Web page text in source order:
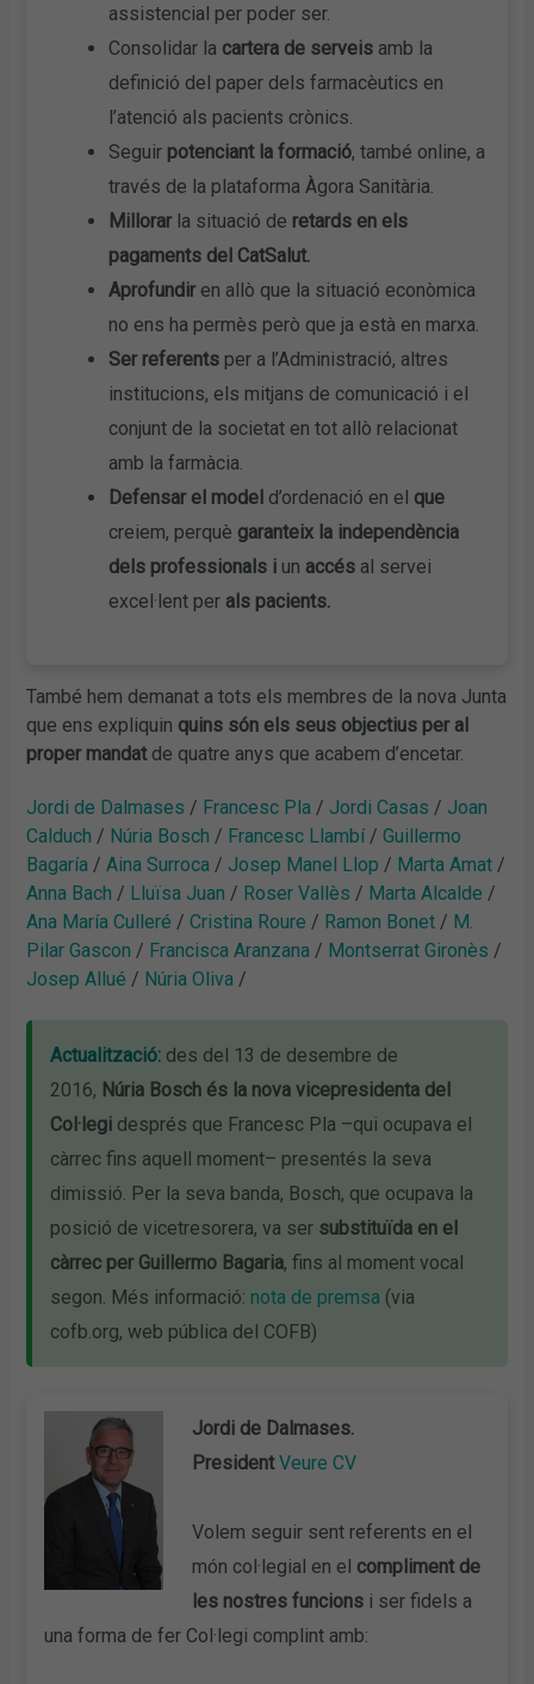
assistencial per poder ser.
Consolidar la cartera de serveis amb la
definició del paper dels farmacèutics en
l’atenció als pacients crònics.
Seguir potenciant la formació, també online, a
través de la plataforma Àgora Sanitària.
Millorarla situació de retards en els
pagaments del CatSalut.
Aprofundiren allò que la situació econòmica
no ens ha permès però que ja està en marxa.
Ser referents per a l’Administració, altres
institucions, els mitjans de comunicació i el
conjunt de la societat en tot allò relacionat
amb la farmàcia.
Defensar el model d’ordenació en el que
creiem, perquè garanteix la independència
dels professionals i un accés al servei
excel·lent per als pacients.
També hem demanat a tots els membres de la nova Junta
que ens expliquin quins són els seus objectius per al
proper mandatde quatre anys que acabem d’encetar.
Jordi de Dalmases / Francesc Pla / Jordi Casas / Joan
Calduch / Núria Bosch / Francesc Llambí/Guillermo
Bagaría /Aina Surroca / Josep Manel Llop / Marta Amat /
Anna Bach / Lluïsa Juan / Roser Vallès / Marta Alcalde /
Ana María Culleré /Cristina Roure / Ramon Bonet / M.
Pilar Gascon / Francisca Aranzana / Montserrat Gironès /
Josep Allué / Núria Oliva /
Actualització: des del 13 de desembre de
2016, Núria Bosch és la nova vicepresidenta del
Col·legi després que Francesc Pla –qui ocupava el
càrrec fins aquell moment– presentés la seva
dimissió. Per la seva banda, Bosch, que ocupava la
posició de vicetresorera, va ser substituïda en el
càrrec per Guillermo Bagaria, fins al moment vocal
segon. Més informació:nota de premsa (via
cofb.org, web pública del COFB)
Jordi de Dalmases.
PresidentVeure CV
Volem seguir sent referents en el
món col·legial en el compliment de
les nostres funcions i ser fidels a
una forma de fer Col·legi complint amb: